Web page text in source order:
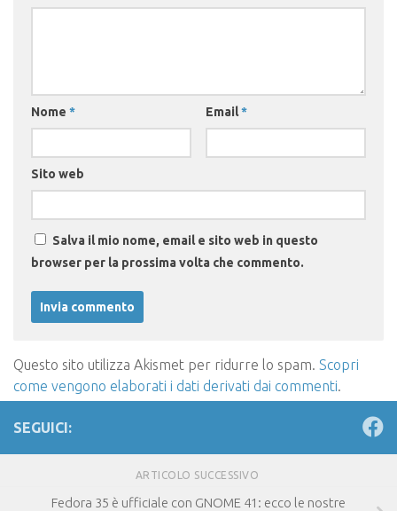
Nome * Email*
Sito web
Salva il mio nome, email e sito web in questo
browser per la prossima volta che commento.
Questo sito utilizza Akismet per ridurre lo spam. Scopri
come vengono elaborati i dati derivati dai commenti.
SEGUICI:
ARTICOLO SUCCESSIVO
Fedora 35 è ufficiale con GNOME 41: ecco le nostre